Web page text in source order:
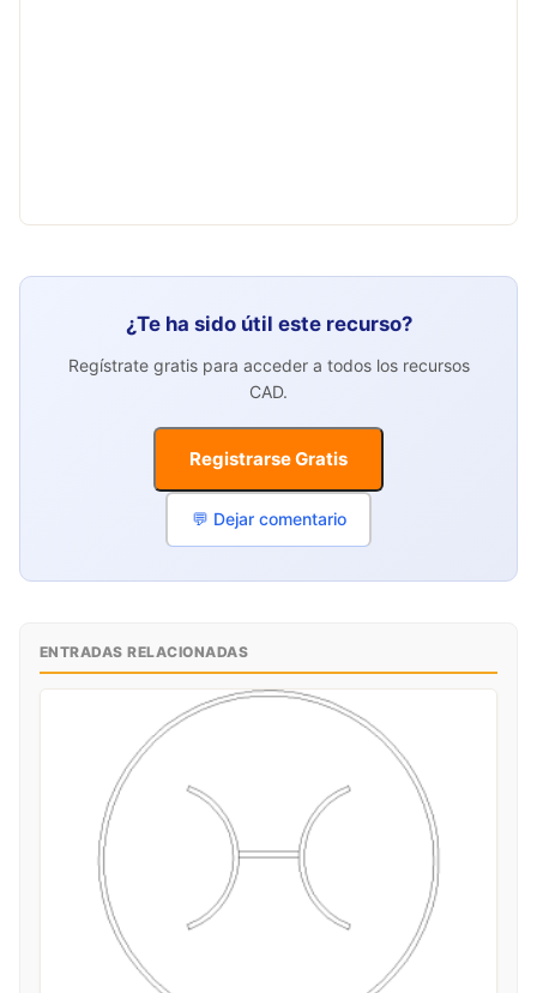
¿Te ha sido útil este recurso?
Regístrate gratis para acceder a todos los recursos
CAD.
Registrarse Gratis
💬 Dejar comentario
ENTRADAS RELACIONADAS